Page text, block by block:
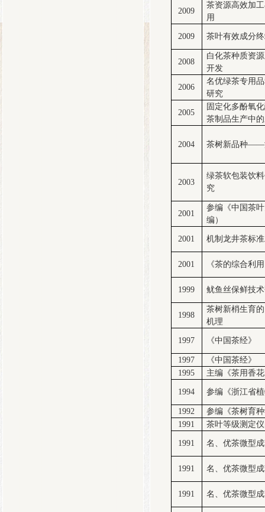
2009
茶资源高效加
用
2009 茶叶有效成分
2008
白化茶种质资
开发
2006
名优绿茶专用
研究
2005
固定化多酚氧
茶制品生产中
2004 茶树新品种——
2003
绿茶软包装饮
究
2001
参编《中国茶
编）
2001 机制龙井茶标
2001 《茶的综合利
1999 鱿鱼丝保鲜技
1998
茶树新梢生育
机理
1997 《中国茶经》
1997
《中国茶经》
1995
主编《茶用香
1994 参编《浙江省
1992
参编《茶树育
1991
茶叶等级测定
1991 名、优茶微型
1991 名、优茶微型
1991 名、优茶微型